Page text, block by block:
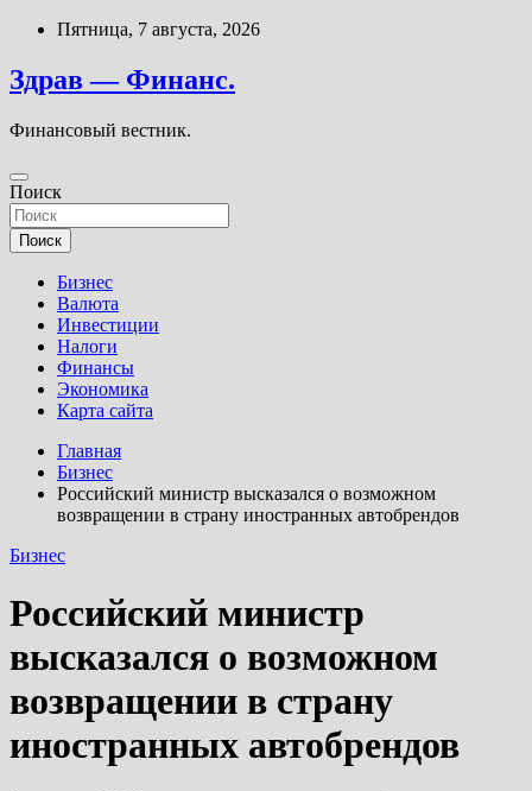
Перейти
содержимому
Пятница, 7 августа, 2026
Здрав — Финанс.
Финансовый вестник.
Поиск
Поиск
Бизнес
Валюта
Инвестиции
Налоги
Финансы
Экономика
Карта сайта
Главная
Бизнес
Российский министр высказался о возможном
возвращении в страну иностранных автобрендов
Бизнес
Российский министр
высказался о возможном
возвращении в страну
иностранных автобрендов